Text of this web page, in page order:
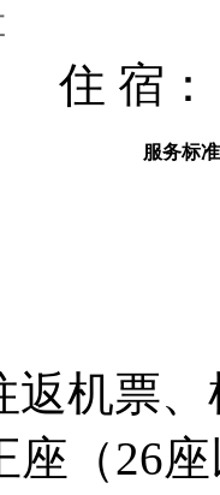
住 宿：
服务标准
返机票
座（26